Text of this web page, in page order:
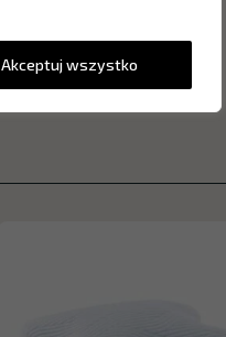
Akceptuj wszystko